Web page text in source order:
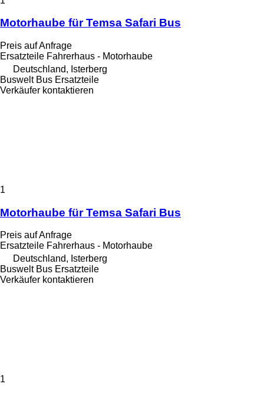
Motorhaube für Temsa Safari Bus
Preis auf Anfrage
Ersatzteile Fahrerhaus - Motorhaube
Deutschland, Isterberg
Buswelt Bus Ersatzteile
Verkäufer kontaktieren
1
Motorhaube für Temsa Safari Bus
Preis auf Anfrage
Ersatzteile Fahrerhaus - Motorhaube
Deutschland, Isterberg
Buswelt Bus Ersatzteile
Verkäufer kontaktieren
1